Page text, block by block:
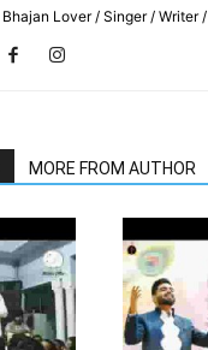
Bhajan Lover / Singer / Writer
MORE FROM AUTHOR